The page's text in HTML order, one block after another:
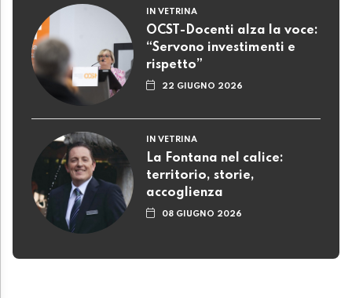
IN VETRINA
OCST-Docenti alza la voce:
“Servono investimenti e
rispetto”
22 GIUGNO 2026
IN VETRINA
La Fontana nel calice:
territorio, storie,
accoglienza
08 GIUGNO 2026